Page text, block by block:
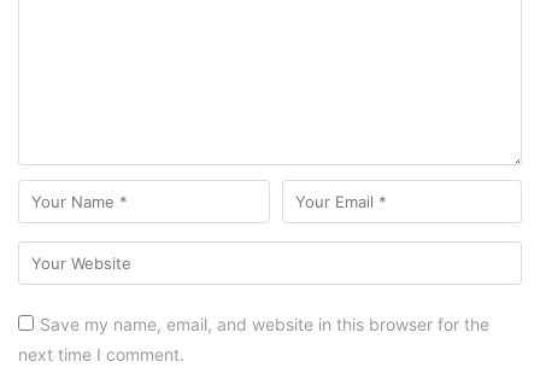
Save my name, email, and website in this browser for the
next time I comment.